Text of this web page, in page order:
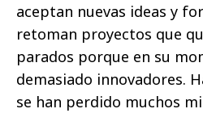
aceptan nuevas ideas y
retoman proyectos que
parados porque en su
demasiado innovadores.
se han perdido muchos